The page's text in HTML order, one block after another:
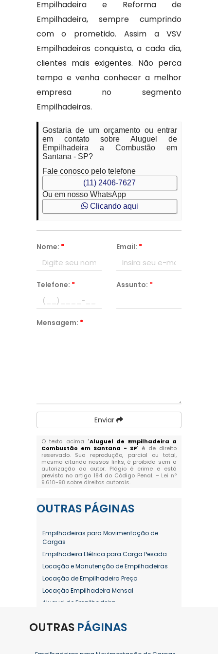
Empilhadeira e Reforma de
Empilhadeira, sempre cumprindo
com o prometido. Assim a VSV
Empilhadeiras conquista, a cada dia,
clientes mais exigentes. Não perca
tempo e venha conhecer a melhor
empresa no segmento
Empilhadeiras.
Gostaria de um orçamento ou entrar
em contato sobre Aluguel de
Empilhadeira a Combustão em
Santana - SP?
Fale conosco pelo telefone
(11) 2406-7627
Ou em nosso WhatsApp
Clicando aqui
Nome: * Email: *
Telefone: * Assunto: *
Mensagem: *
Enviar
O texto acima "Aluguel de Empilhadeira a
Combustão em Santana - SP" é de direito
reservado. Sua reprodução, parcial ou total,
mesmo citando nossos links, é proibida sem a
autorização do autor. Plágio é crime e está
previsto no artigo 184 do Código Penal. – Lei n°
9.610-98 sobre direitos autorais.
OUTRAS PÁGINAS
Empilhadeiras para Movimentação de
Cargas
Empilhadeira Elétrica para Carga Pesada
Locação e Manutenção de Empilhadeiras
Locação de Empilhadeira Preço
Locação Empilhadeira Mensal
Aluguel de Empilhadeira
Aluguel de Empilhadeira Diária Valor
Aluguel de Empilhadeira Elétrica Preço
OUTRAS PÁGINAS